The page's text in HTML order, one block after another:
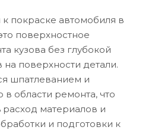
покраске автомобиля в
поверхностное
кузова без глубокой
поверхности детали.
шпатлеванием и
в области ремонта, что
расход материалов и
и подготовки к